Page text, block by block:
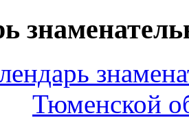
Тюменской